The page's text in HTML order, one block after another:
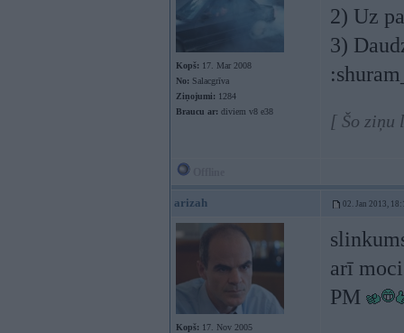
Kopš: 17. Mar 2008
No: Salacgrīva
Ziņojumi: 1284
Braucu ar: diviem v8 e38
2) Uz
3)
[ Šo ziņu
arizah 02. Jan 2013,
Kopš: 17. Nov 2005
arī
PM